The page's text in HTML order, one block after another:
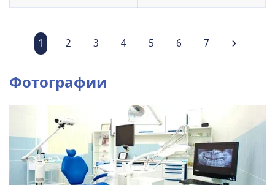
1 2 3 4 5 6 7
Фотографии